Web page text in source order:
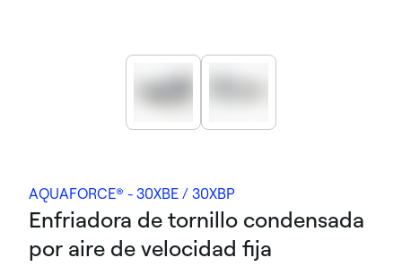
AQUAFORCE® - 30XBE / 30XBP
Enfriadora de tornillo condensada
por aire de velocidad fija